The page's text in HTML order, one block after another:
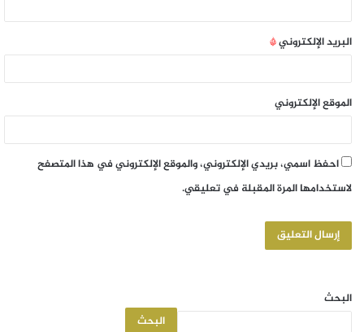
البريد الإلكتروني*
الموقع الإلكتروني
احفظ اسمي، بريدي الإلكتروني، والموقع الإلكتروني في هذا المتصفح
لاستخدامها المرة المقبلة في تعليقي.
البحث
البحث